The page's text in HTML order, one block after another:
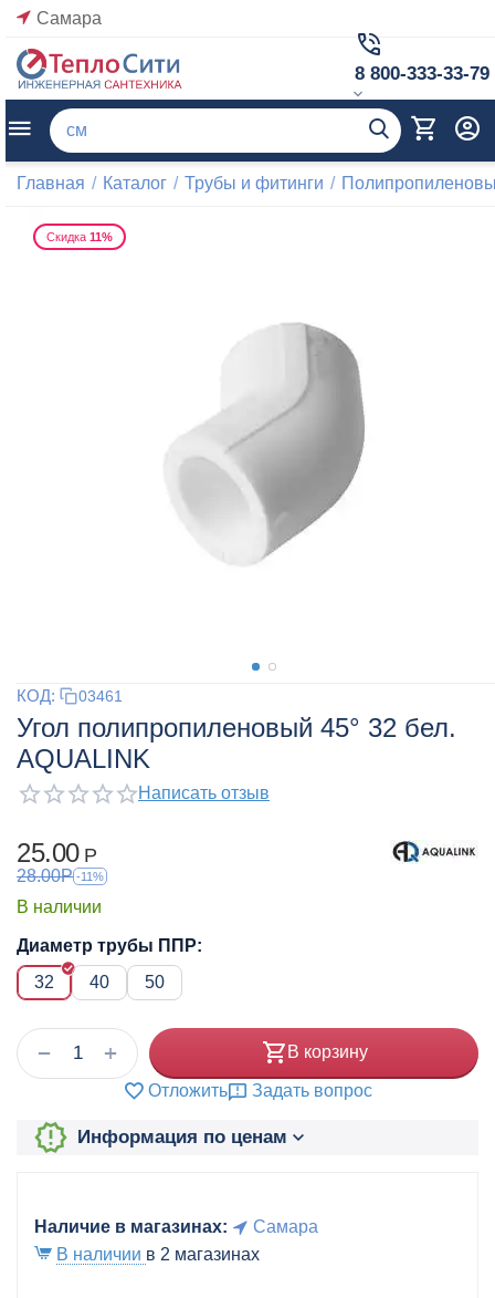
Самара
8 800-333-33-79
Главная / Каталог / Трубы и фитинги /
Скидка 11%
КОД: 03461
Угол полипропиленовый 45° 32 бел.
AQUALINK
Написать отзыв
25.00 Р
28.00Р -11%
В наличии
Диаметр трубы ППР:
32
40 50
+
− В корзину
Отложить Задать вопрос
Информация по ценам
Наличие в магазинах:
Самара
В наличии в 2 магазинах